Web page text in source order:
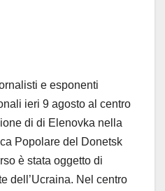
e esponenti
ieri 9 agosto al centro
di di Elenovka nella
Popolare del Donetsk
è stata oggetto di
dell’Ucraina. Nel centro